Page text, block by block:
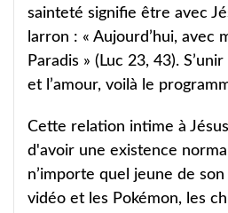
sainteté signifie être avec
larron : « Aujourd’hui, avec
Paradis » (Luc 23, 43).
et l’amour, voilà le
Cette relation intime à
d'avoir une existence
n’importe quel jeune de
vidéo et les Pokémon, les